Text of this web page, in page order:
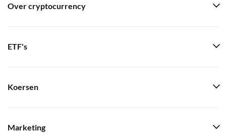
Over cryptocurrency
ETF's
Koersen
Marketing